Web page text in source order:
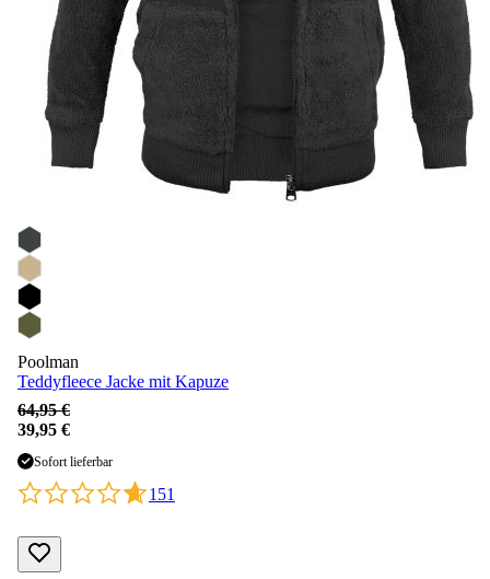
Poolman
Teddyfleece Jacke mit Kapuze
64,95 €
39,95 €
Sofort lieferbar
151